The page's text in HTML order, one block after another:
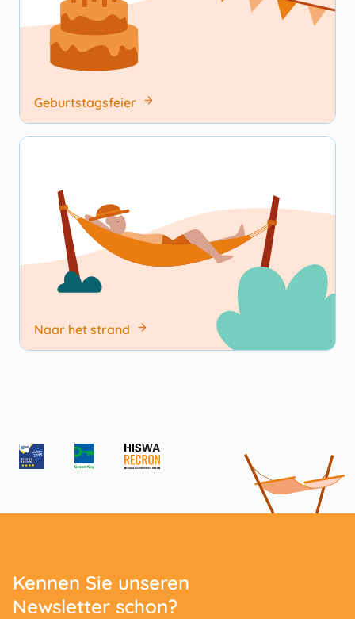
Geburtstagsfeier
Naar het strand
Kennen Sie unseren
Newsletter schon?